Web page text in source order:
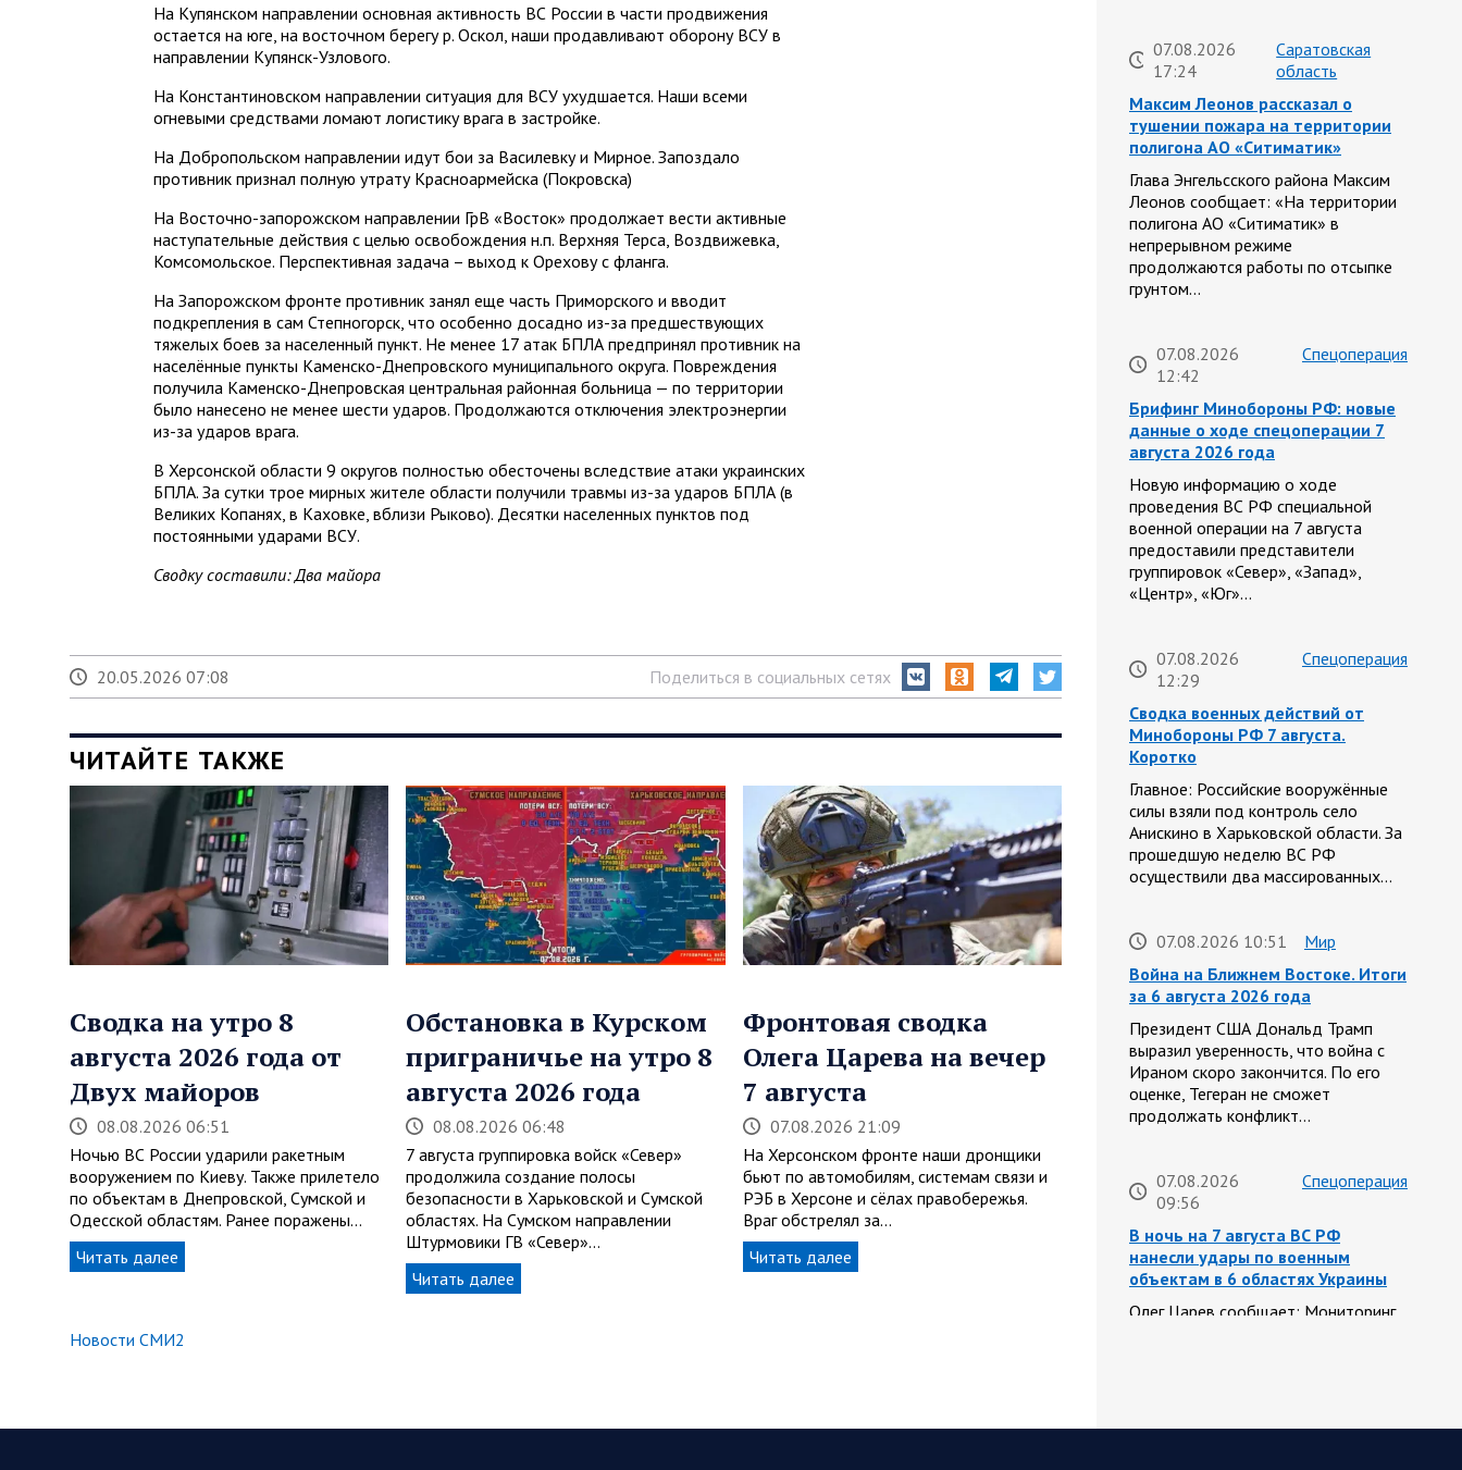
На Купянском направлении основная активность ВС России в части продвижения
остается на юге, на восточном берегу р. Оскол, наши продавливают оборону ВСУ в
направлении Купянск-Узлового.
На Константиновском направлении ситуация для ВСУ ухудшается. Наши всеми
огневыми средствами ломают логистику врага в застройке.
На Добропольском направлении идут бои за Василевку и Мирное. Запоздало
противник признал полную утрату Красноармейска (Покровска)
На Восточно-запорожском направлении ГрВ «Восток» продолжает вести активные
наступательные действия с целью освобождения н.п. Верхняя Терса, Воздвижевка,
Комсомольское. Перспективная задача – выход к Орехову с фланга.
На Запорожском фронте противник занял еще часть Приморского и вводит
подкрепления в сам Степногорск, что особенно досадно из-за предшествующих
тяжелых боев за населенный пункт. Не менее 17 атак БПЛА предпринял противник на
населённые пункты Каменско-Днепровского муниципального округа. Повреждения
получила Каменско-Днепровская центральная районная больница — по территории
было нанесено не менее шести ударов. Продолжаются отключения электроэнергии
из-за ударов врага.
В Херсонской области 9 округов полностью обесточены вследствие атаки украинских
БПЛА. За сутки трое мирных жителе области получили травмы из-за ударов БПЛА (в
Великих Копанях, в Каховке, вблизи Рыково). Десятки населенных пунктов под
постоянными ударами ВСУ.
Сводку составили: Два майора
20.05.2026 07:08 Поделиться в социальных сетях
ЧИТАЙТЕ ТАКЖЕ
Сводка на утро 8
августа 2026 года от
Двух майоров
08.08.2026 06:51
Ночью ВС России ударили ракетным
вооружением по Киеву. Также прилетело
по объектам в Днепровской, Сумской и
Одесской областям. Ранее поражены…
Читать далее
Обстановка в Курском
приграничье на утро 8
августа 2026 года
08.08.2026 06:48
7 августа группировка войск «Север»
продолжила создание полосы
безопасности в Харьковской и Сумской
областях. На Сумском направлении
Штурмовики ГВ «Север»…
Читать далее
Фронтовая сводка
Олега Царева на вечер
7 августа
07.08.2026 21:09
На Херсонском фронте наши дронщики
бьют по автомобилям, системам связи и
РЭБ в Херсоне и сёлах правобережья.
Враг обстрелял за…
Читать далее
Новости СМИ2
07.08.2026
17:24
Саратовская
область
Максим Леонов рассказал о
тушении пожара на территории
полигона АО «Ситиматик»
Глава Энгельсского района Максим
Леонов сообщает: «На территории
полигона АО «Ситиматик» в
непрерывном режиме
продолжаются работы по отсыпке
грунтом…
07.08.2026
12:42
Спецоперация
Брифинг Минобороны РФ: новые
данные о ходе спецоперации 7
августа 2026 года
Новую информацию о ходе
проведения ВС РФ специальной
военной операции на 7 августа
предоставили представители
группировок «Север», «Запад»,
«Центр», «Юг»…
07.08.2026
12:29
Спецоперация
Сводка военных действий от
Минобороны РФ 7 августа.
Коротко
Главное: Российские вооружённые
силы взяли под контроль село
Анискино в Харьковской области. За
прошедшую неделю ВС РФ
осуществили два массированных…
07.08.2026 10:51
Мир
Война на Ближнем Востоке. Итоги
за 6 августа 2026 года
Президент США Дональд Трамп
выразил уверенность, что война с
Ираном скоро закончится. По его
оценке, Тегеран не сможет
продолжать конфликт…
07.08.2026
09:56
Спецоперация
В ночь на 7 августа ВС РФ
нанесли удары по военным
объектам в 6 областях Украины
Олег Царев сообщает: Мониторинг